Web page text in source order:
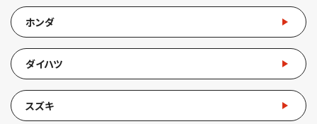
ホンダ
ダイハツ
スズキ